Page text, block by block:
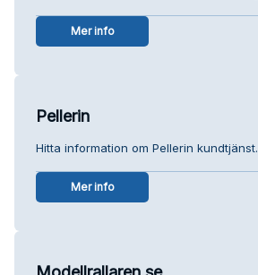
Mer info
Pellerin
Hitta information om Pellerin kundtjänst.
Mer info